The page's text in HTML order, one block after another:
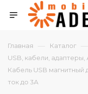
Главная — Каталог —
USB, кабели, адаптеры,
Кабель USB магнитный
ток до 3A